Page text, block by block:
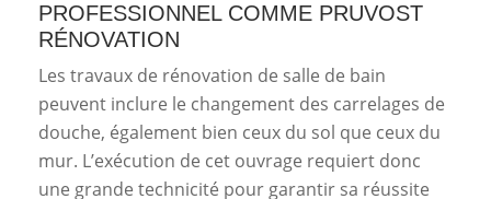
PROFESSIONNEL COMME PRUVOST
RÉNOVATION
Les travaux de rénovation de salle de bain
peuvent inclure le changement des carrelages de
douche, également bien ceux du sol que ceux du
mur. L’exécution de cet ouvrage requiert donc
une grande technicité pour garantir sa réussite